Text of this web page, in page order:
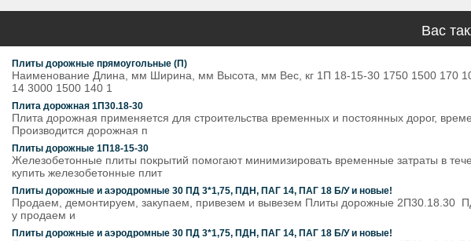
Вас
Плиты дорожные прямоугольные (П)
Наименование Длина, мм Ширина, мм Высота, мм Вес, кг 1П 18-15-30 1750 1500 170
14 3000 1500 140 1
Плита дорожная 1П30.18-30
Плита дорожная применяется для строительства временных и постоянных дорог,
Производится дорожная п
Плиты дорожные 1П18-15-30
Железобетонные плиты покрытий помогают минимизировать временные затраты в
купить железобетонные плит
Плиты дорожные и аэродромные 30 ПД 3*1,75, ПДН, ПАГ 14, ПАГ 18 Б/У и новые!
Продаем, демонтируем, закупаем, привезем и вывезем Плиты дорожные
у продаем и
Плиты дорожные и аэродромные 30 ПД 3*1,75, ПДН, ПАГ 14, ПАГ 18 Б/У и новые!